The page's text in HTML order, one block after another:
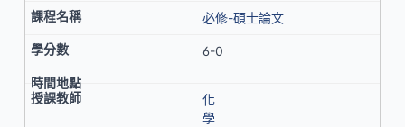
必修-碩士論文
6-0
化
學